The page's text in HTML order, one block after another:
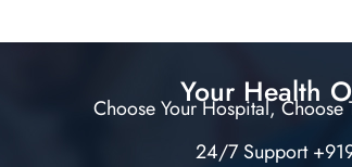
Your Health
Choose Your Hospital, Choose
24/7 Support